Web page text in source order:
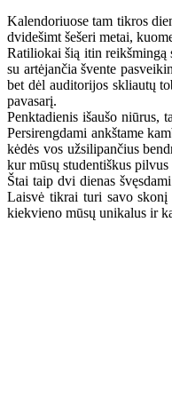
Kalendoriuose tam tikros
dvidešimt šešeri metai,
Ratiliokai šią itin reikšmingą
su artėjančia švente
bet dėl auditorijos skliautų
pavasarį.
Penktadienis išaušo niūrus,
Persirengdami ankštame
kėdės vos užsilipančius
kur mūsų studentiškus
Štai taip dvi dienas
Laisvė tikrai turi savo
kiekvieno mūsų unikalus ir